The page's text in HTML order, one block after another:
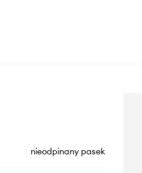
nieodpinany pasek